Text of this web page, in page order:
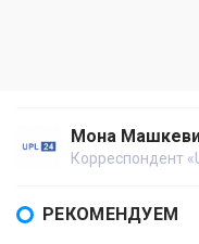
Мона
Корреспондент
РЕКОМЕНДУЕМ